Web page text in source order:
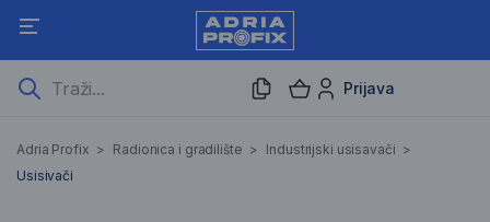
Prijava
Usisivači
Adria Profix > Radionica i gradilište > Industrijski usisavači >
Usisivači